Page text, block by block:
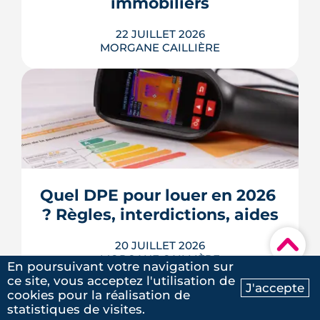
Ma recherche Contactez-nous
▾
LIRE L'ARTICLE
22 JUILLET 2026
MORGANE CAILLIÈRE
Écoles, base de loisirs, transports,
projets urbains et prix au m2 : le guide
3e ville de Haute-Garonne.
LIRE L'ARTICLE
Quel DPE pour louer en 2026
? Règles, interdictions, aides
20 JUILLET 2026
MORGANE CAILLIÈRE
En poursuivant votre navigation sur
ce site, vous acceptez l'utilisation de
cookies pour la réalisation de
statistiques de visites.
J'accepte